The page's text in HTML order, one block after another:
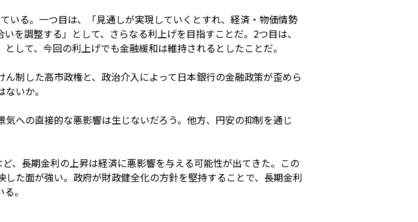
いる。一つ目は、「見通しが実現していくとすれ、経済・物価情勢
を調整する」として、さらなる利上げを目指すことだ。2つ目は、
して、今回の利上げでも金融緩和は維持されるとしたことだ。
制した高市政権と、政治介入によって日本銀行の金融政策が歪めら
いか。
への直接的な悪影響は生じないだろう。他方、円安の抑制を通じ
、長期金利の上昇は経済に悪影響を与える可能性が出てきた。この
た面が強い。政府が財政健全化の方針を堅持することで、長期金利
。